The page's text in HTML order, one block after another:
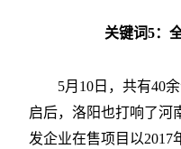
关键词5：
5月10日，共有40
启后，洛阳也打响了河
发企业在售项目以2017